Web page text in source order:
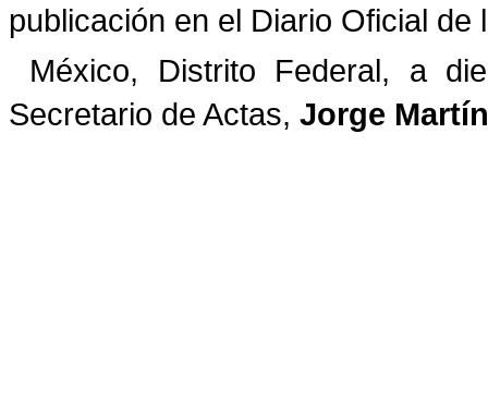
publicación en el Diario Oficial de
México, Distrito Federal, a
Secretario de Actas, Jorge